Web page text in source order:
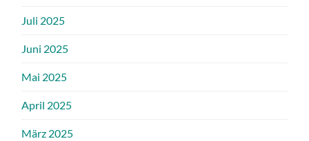
Juli 2025
Juni 2025
Mai 2025
April 2025
März 2025